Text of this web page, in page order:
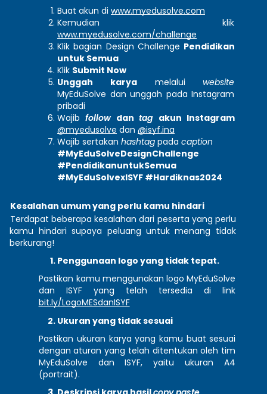
Buat akun di www.myedusolve.com
Kemudian klik
www.myedusolve.com/challenge
Klik bagian Design Challenge Pendidikan
untuk Semua
Klik Submit Now
Unggah karya melalui
MyEduSolve dan unggah pada Instagram
pribadi
Wajib follow dan tag
@myedusolve dan @isyf.ina
Wajib sertakan hashtag pada caption
#MyEduSolveDesignChallenge
#PendidikanuntukSemua
#MyEduSolvexISYF #Hardiknas2024
Kesalahan umum yang perlu kamu hindari
Terdapat beberapa kesalahan dari peserta yang perlu
kamu hindari supaya peluang untuk menang tidak
berkurang!
Penggunaan logo yang tidak tepat.
Pastikan kamu menggunakan logo MyEduSolve
bit.ly/LogoMESdanISYF
Ukuran yang tidak sesuai
Pastikan ukuran karya yang kamu buat sesuai
dengan aturan yang telah ditentukan oleh tim
MyEduSolve dan ISYF, yaitu ukuran A4
(portrait).